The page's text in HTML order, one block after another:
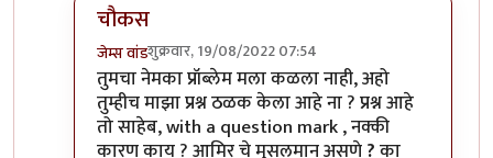
चौकस
जेम्स वांडशुक्रवार, 19/08/2022 07:54
In reply toआमिरचे मुसलमान असणे ? का अजून
तुमचा नेमका प्रॉब्लेम मला कळला नाही, अहो
तुम्हीच माझा प्रश्न ठळक केला आहे ना ? प्रश्न आहे
तो साहेब, with a question mark , नक्की
कारण काय ? आमिर चे मुसलमान असणे?का